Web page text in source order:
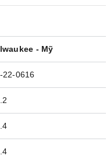
- Mỹ
22-0616